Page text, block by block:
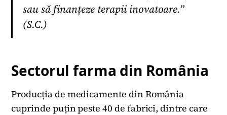
sau să finanțeze terapii inovatoare.”
(S.C.)
Sectorul farma din România
Producția de medicamente din România
cuprinde puțin peste 40 de fabrici, dintre care